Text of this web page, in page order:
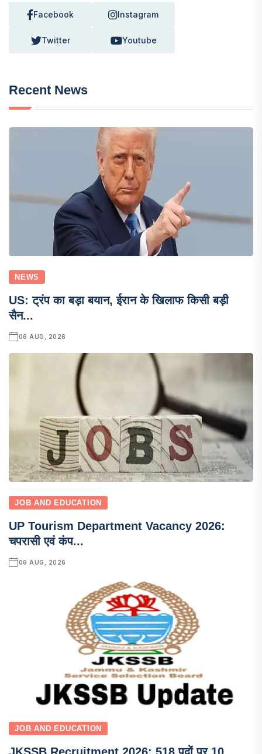
Facebook Instagram
Twitter Youtube
Recent News
NEWS
US: ट्रंप का बड़ा बयान, ईरान के खिलाफ किसी बड़ी
सैन...
06 AUG, 2026
JOB AND EDUCATION
UP Tourism Department Vacancy 2026:
चपरासी एवं कंप...
06 AUG, 2026
JOB AND EDUCATION